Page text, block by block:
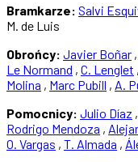
Bramkarze: Salvi
M. de Luis
Obrońcy: Javier Boñar ,
Le Normand , C. Lenglet ,
Molina , Marc Pubill , A.
Pomocnicy: Julio Díaz ,
Rodrigo Mendoza ,
O. Vargas , T. Almada ,